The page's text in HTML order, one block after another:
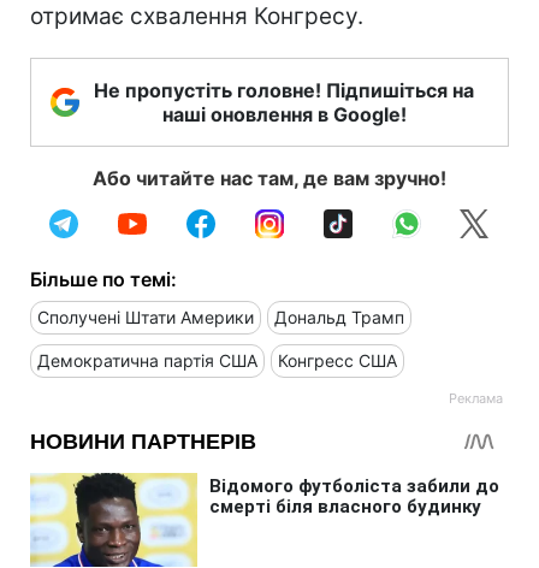
отримає схвалення Конгресу.
Не пропустіть головне! Підпишіться на
наші оновлення в Google!
Або читайте нас там, де вам зручно!
Більше по темі:
Сполучені Штати Америки Дональд Трамп
Демократична партія США Конгресс США